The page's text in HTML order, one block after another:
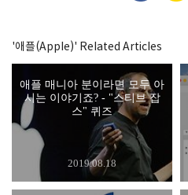
'애플(Apple)' Related Articles
애플 매니아 분이라면 모두 아
시는 이야기죠? - "스티브 잡
스" 퀴즈
2019.08.18